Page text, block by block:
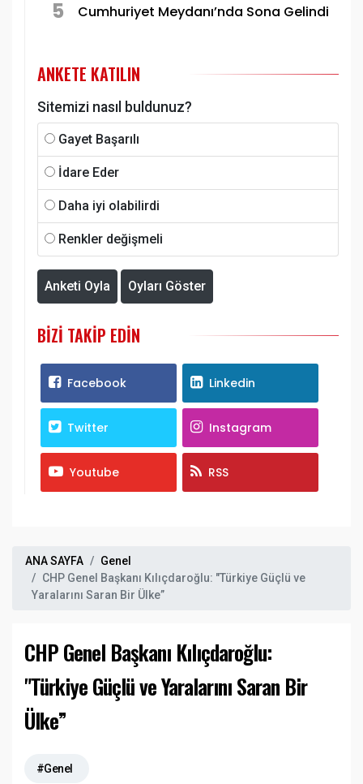
5 Cumhuriyet Meydanı’nda Sona Gelindi
ANKETE KATILIN
Sitemizi nasıl buldunuz?
Gayet Başarılı
İdare Eder
Daha iyi olabilirdi
Renkler değişmeli
Anketi Oyla Oyları Göster
BIZI TAKIP EDIN
Facebook Linkedin
Twitter Instagram
Youtube RSS
ANA SAYFA
Genel
CHP Genel Başkanı Kılıçdaroğlu: "Türkiye Güçlü ve
Yaralarını Saran Bir Ülke”
CHP Genel Başkanı Kılıçdaroğlu:
"Türkiye Güçlü ve Yaralarını Saran Bir
Ülke”
#Genel